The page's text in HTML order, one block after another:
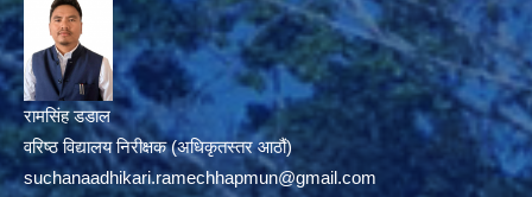
रामसिंह डडाल
वरिष्ठ विद्यालय निरीक्षक (अधिकृतस्तर आठौं)
suchanaadhikari.ramechhapmun@gmail.com